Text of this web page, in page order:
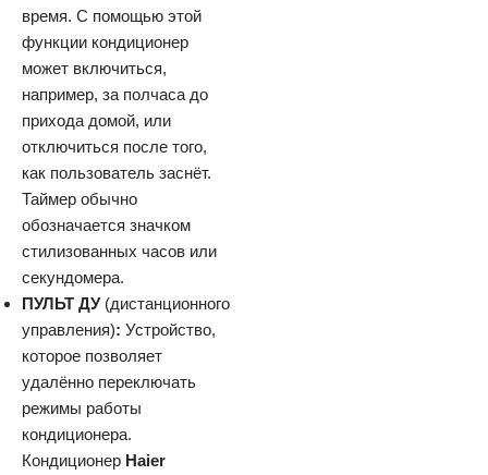
время. С помощью этой
функции кондиционер
может включиться,
например, за полчаса до
прихода домой, или
отключиться после того,
как пользователь заснёт.
Таймер обычно
обозначается значком
стилизованных часов или
секундомера.
ПУЛЬТ ДУ(дистанционного
управления): Устройство,
которое позволяет
удалённо переключать
режимы работы
кондиционера.
Кондиционер Haier